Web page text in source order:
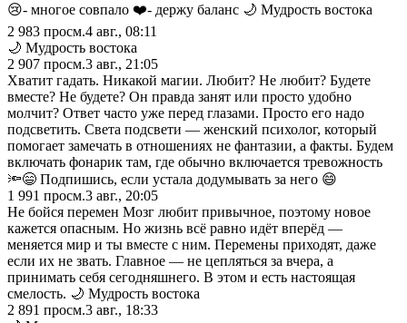
😢- многое совпало ❤️- держу баланс 🌙 Мудрость востока
2 983 просм.4 авг., 08:11
🌙 Мудрость востока
2 907 просм.3 авг., 21:05
Хватит гадать. Никакой магии. Любит? Не любит? Будете
вместе? Не будете? Он правда занят или просто удобно
молчит? Ответ часто уже перед глазами. Просто его надо
подсветить. Света подсвети — женский психолог, который
помогает замечать в отношениях не фантазии, а факты. Будем
включать фонарик там, где обычно включается тревожность
🔦😄 Подпишись, если устала додумывать за него 😄
1 991 просм.3 авг., 20:05
Не бойся перемен Мозг любит привычное, поэтому новое
кажется опасным. Но жизнь всё равно идёт вперёд —
меняется мир и ты вместе с ним. Перемены приходят, даже
если их не звать. Главное — не цепляться за вчера, а
принимать себя сегодняшнего. В этом и есть настоящая
смелость. 🌙 Мудрость востока
2 891 просм.3 авг., 18:33